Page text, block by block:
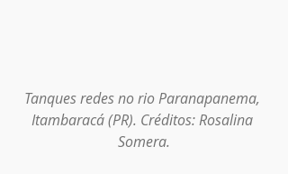
Tanques redes no rio Paranapanema,
Itambaracá (PR). Créditos: Rosalina
Somera.